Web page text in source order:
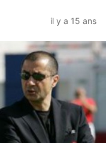
il y a 15 ans